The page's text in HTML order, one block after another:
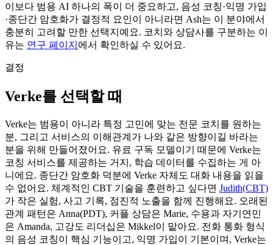
이보다 범용 AI 하나의 폭이 더 중요하고, 음성 코칭·익명 가입
·종단간 암호화가 결정적 요인이 아니라면 Ash는 이 분야에서
충분히 고려할 만한 선택지예요. 코치와 상담사를 구분하는 이
유는 연구 페이지 에서 확인하실 수 있어요.
결정
Verke를 선택할 때
Verke는 범용이 아니라 특정 고민에 맞는 전문 코치를 원하는
분, 그리고 서비스의 이해관계가 나와 같은 방향이길 바라는
분을 위해 만들어졌어요. 유료 구독 모델이기 때문에 Verke는
코칭 서비스를 제공하는 거지, 학습 데이터를 수집하는 게 아
니에요. 종단간 암호화 덕분에 Verke 자체도 대화 내용을 읽을
수 없어요. 체계적인 CBT 기술을 훈련하고 싶다면 Judith(CBT)
가 작은 실험, 사고 기록, 점진적 노출을 함께 진행해요. 오래된
관계 패턴은 Anna(PDT), 커플 상담은 Marie, 수용과 자기연민
은 Amanda, 고강도 리더십은 Mikkel이 맡아요. 전화 통화 형식
의 음성 코칭이 핵심 기능이고, 익명 가입이 기본이며, Verke는